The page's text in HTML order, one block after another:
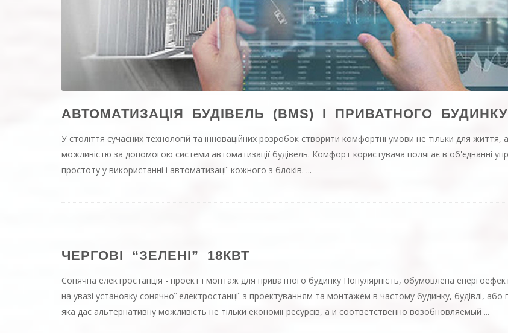
АВТОМАТИЗАЦІЯ БУДІВЕЛЬ (BMS) І ПРИВАТНОГО БУДИНКУ
У століття сучасних технологій та інноваційних розробок створити комфортні умови не тільки для
можливістю за допомогою системи автоматизації будівель. Комфорт користувача полягає в об'єднанні
простоту у використанні і автоматизації кожного з блоків. ...
ЧЕРГОВІ “ЗЕЛЕНІ” 18КВТ
Сонячна електростанція - проект і монтаж для приватного будинку Популярність, обумовлена
на увазі установку сонячної електростанції з проектуванням та монтажем в частому будинку, будівлі,
яка дає альтернативну можливість не тільки економії ресурсів, а и соответственно возобновляемый ...